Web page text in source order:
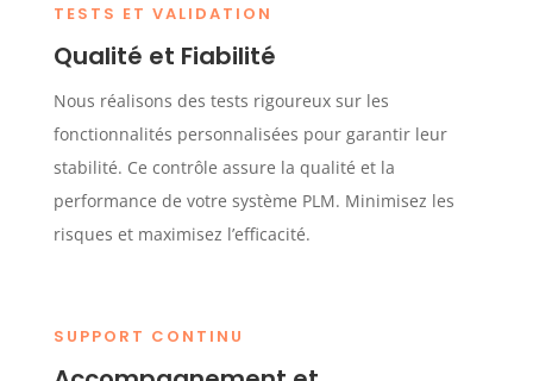
TESTS ET VALIDATION
Qualité et Fiabilité
Nous réalisons des tests rigoureux sur les
fonctionnalités personnalisées pour garantir leur
stabilité. Ce contrôle assure la qualité et la
performance de votre système PLM. Minimisez les
risques et maximisez l’efficacité.
SUPPORT CONTINU